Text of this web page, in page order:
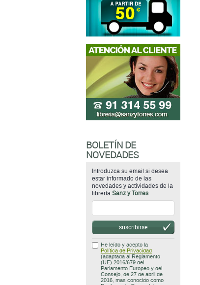
BOLETÍN DE
NOVEDADES
Introduzca su email si desea
estar informado de las
novedades y actividades de la
librería Sanz y Torres.
suscribirse
He leído y acepto la
Política de Privacidad
(adaptada al Reglamento
(UE) 2016/679 del
Parlamento Europeo y del
Consejo, de 27 de abril de
2016, mas conocido como